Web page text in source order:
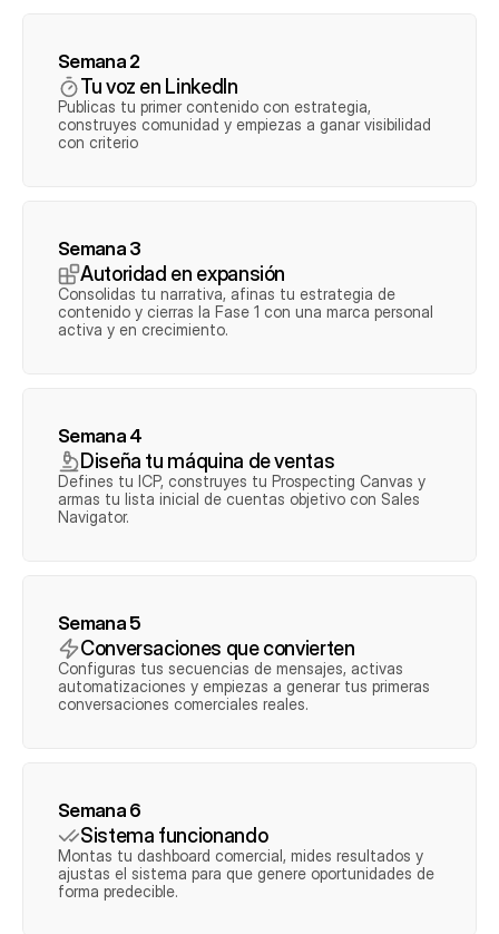
Semana 2
Tu voz en LinkedIn
Publicas tu primer contenido con estrategia,
construyes comunidad y empiezas a ganar visibilidad
con criterio
Semana 3
Autoridad en expansión
Consolidas tu narrativa, afinas tu estrategia de
contenido y cierras la Fase 1 con una marca personal
activa y en crecimiento.
Semana 4
Diseña tu máquina de ventas
Defines tu ICP, construyes tu Prospecting Canvas y
armas tu lista inicial de cuentas objetivo con Sales
Navigator.
Semana 5
Conversaciones que convierten
Configuras tus secuencias de mensajes, activas
automatizaciones y empiezas a generar tus primeras
conversaciones comerciales reales.
Semana 6
Sistema funcionando
Montas tu dashboard comercial, mides resultados y
ajustas el sistema para que genere oportunidades de
forma predecible.